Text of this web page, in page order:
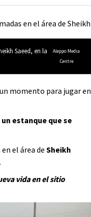
Saeed, en la
Aleppo Media
Centre
momento para jugar en
un estanque que se
el área de Sheikh
vida en el sitio